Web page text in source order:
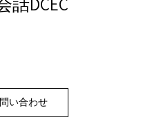
い合わせ